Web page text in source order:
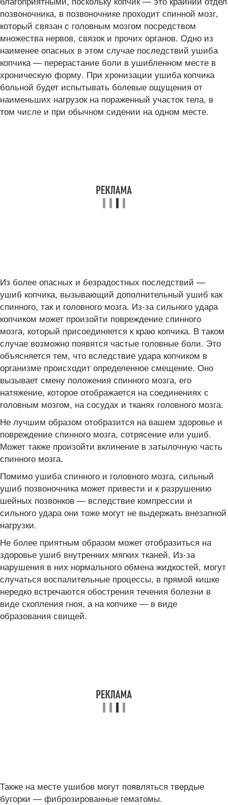
позвоночника, в позвоночнике проходит спинной мозг,
который связан с головным мозгом посредством
множества нервов, связок и прочих органов. Одно из
наименее опасных в этом случае последствий ушиба
копчика — перерастание боли в ушибленном месте в
хроническую форму. При хронизации ушиба копчика
больной будет испытывать болевые ощущения от
наименьших нагрузок на пораженный участок тела, в
том числе и при обычном сидении на одном месте.
Из более опасных и безрадостных последствий —
ушиб копчика, вызывающий дополнительный ушиб как
спинного, так и головного мозга. Из-за сильного удара
копчиком может произойти повреждение спинного
мозга, который присоединяется к краю копчика. В таком
случае возможно появятся частые головные боли. Это
объясняется тем, что вследствие удара копчиком в
организме происходит определенное смещение. Оно
вызывает смену положения спинного мозга, его
натяжение, которое отображается на соединениях с
головным мозгом, на сосудах и тканях головного мозга.
Не лучшим образом отобразится на вашем здоровье и
повреждение спинного мозга, сотрясение или ушиб.
Может также произойти вклинение в затылочную часть
спинного мозга.
Помимо ушиба спинного и головного мозга, сильный
ушиб позвоночника может привести и к разрушению
шейных позвонков — вследствие компрессии и
сильного удара они тоже могут не выдержать внезапной
нагрузки.
Не более приятным образом может отобразиться на
здоровье ушиб внутренних мягких тканей. Из-за
нарушения в них нормального обмена жидкостей, могут
случаться воспалительные процессы, в прямой кишке
нередко встречаются обострения течения болезни в
виде скопления гноя, а на копчике — в виде
образования свищей.
Также на месте ушибов могут появляться твердые
бугорки — фиброзированные гематомы.